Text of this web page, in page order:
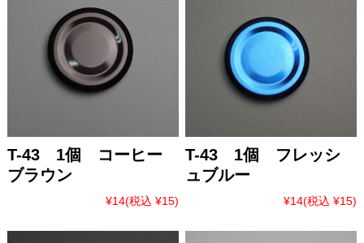
T-43 1個 コーヒー
ブラウン
¥14(税込 ¥15)
T-43 1個 フレッシ
ュブルー
¥14(税込 ¥15)